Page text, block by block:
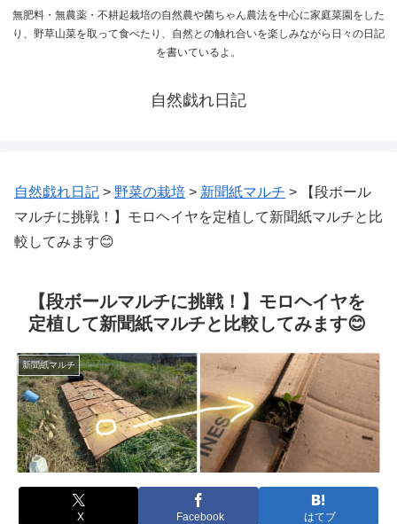
無肥料・無農薬・不耕起栽培の自然農や菌ちゃん農法を中心に家庭菜園をした
り、野草山菜を取って食べたり、自然との触れ合いを楽しみながら日々の日記
を書いているよ。
自然戯れ日記
自然戯れ日記 > 野菜の栽培 > 新聞紙マルチ >
【段ボール
マルチに挑戦！】モロヘイヤを定植して新聞紙マルチと比
較してみます😊
【段ボールマルチに挑戦！】モロヘイヤを
定植して新聞紙マルチと比較してみます😊
新聞紙マルチ
X Facebook はてブ